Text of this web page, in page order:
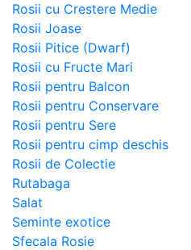
Rosii cu Crestere Medie
Rosii Joase
Rosii Pitice (Dwarf)
Rosii cu Fructe Mari
Rosii pentru Balcon
Rosii pentru Conservare
Rosii pentru Sere
Rosii pentru cimp deschis
Rosii de Colectie
Rutabaga
Salat
Seminte exotice
Sfecala Rosie